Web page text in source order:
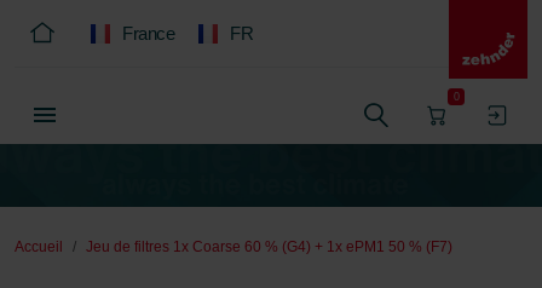
France FR
0
Accueil Jeu de filtres 1x Coarse 60 % (G4) + 1x ePM1 50 % (F7)